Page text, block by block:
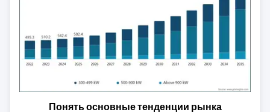
Понять основные тенденции рынка